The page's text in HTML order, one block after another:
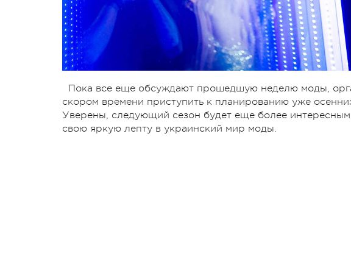
Пока все еще обсуждают прошедшую неделю моды,
скором времени приступить к планированию уже
Уверены, следующий сезон будет еще более
свою яркую лепту в украинский мир моды.